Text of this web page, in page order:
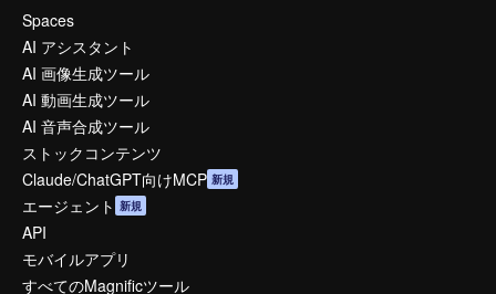
Spaces
AI アシスタント
AI 画像生成ツール
AI 動画生成ツール
AI 音声合成ツール
ストックコンテンツ
Claude/ChatGPT向けMCP 新規
エージェント 新規
API
モバイルアプリ
すべてのMagnificツール